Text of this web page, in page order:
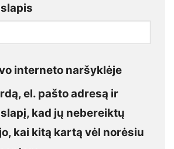
interneto naršyklėje
el. pašto adresą ir
kad jų nebereiktų
kai kitą kartą vėl norėsiu